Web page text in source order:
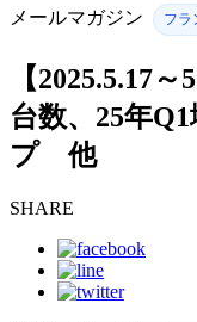
メールマガジン フラ
【2025.5.17
台数、25年
プ 他
SHARE